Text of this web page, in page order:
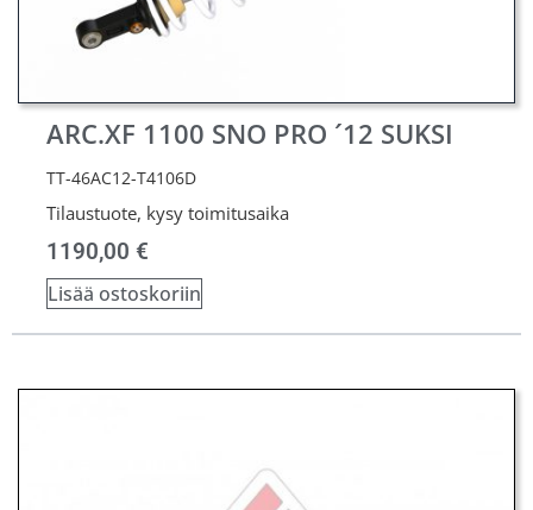
ARC.XF 1100 SNO PRO ´12 SUKSI
TT-46AC12-T4106D
Tilaustuote, kysy toimitusaika
1190,00 €
Lisää ostoskoriin